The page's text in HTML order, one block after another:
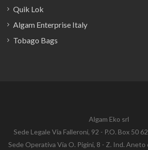
Quik Lok
Algam Enterprise Italy
Tobago Bags
Algam Eko srl
Sede Legale Via Falleroni, 92 - P.O. Box 50
Sede Operativa Via O. Pigini, 8 - Z. Ind.